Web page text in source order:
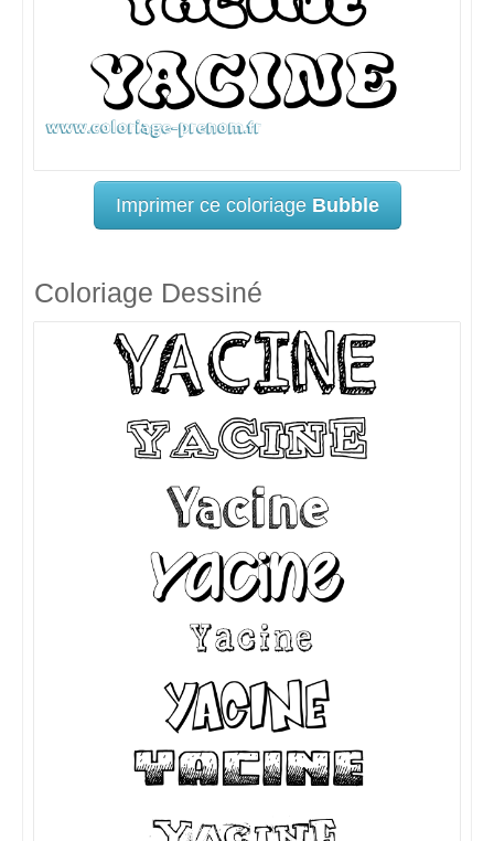
Imprimer ce coloriage Bubble
Coloriage Dessiné